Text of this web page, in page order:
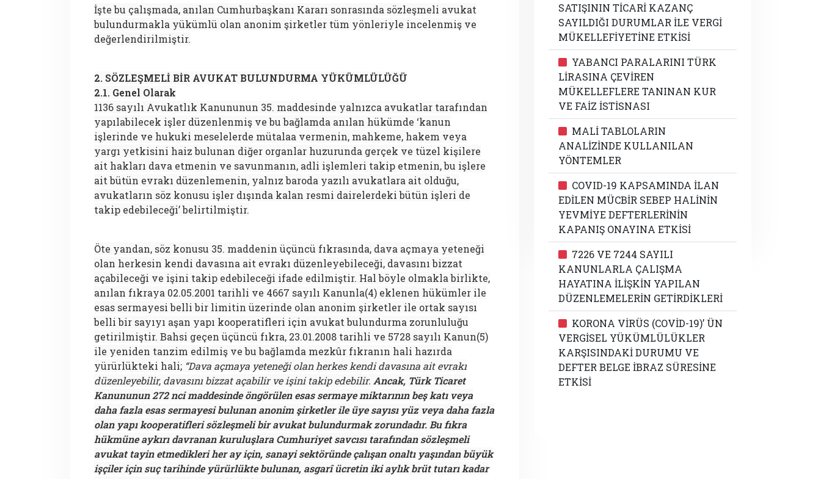
İşte bu çalışmada, anılan Cumhurbaşkanı Kararı sonrasında sözleşmeli avukat
bulundurmakla yükümlü olan anonim şirketler tüm yönleriyle incelenmiş ve
değerlendirilmiştir.
2. SÖZLEŞMELİ BİR AVUKAT BULUNDURMA YÜKÜMLÜLÜĞÜ
2.1. Genel Olarak
1136 sayılı Avukatlık Kanununun 35. maddesinde yalnızca avukatlar tarafından
yapılabilecek işler düzenlenmiş ve bu bağlamda anılan hükümde ‘kanun
işlerinde ve hukuki meselelerde mütalaa vermenin, mahkeme, hakem veya
yargı yetkisini haiz bulunan diğer organlar huzurunda gerçek ve tüzel kişilere
ait hakları dava etmenin ve savunmanın, adli işlemleri takip etmenin, bu işlere
ait bütün evrakı düzenlemenin, yalnız baroda yazılı avukatlara ait olduğu,
avukatların söz konusu işler dışında kalan resmi dairelerdeki bütün işleri de
takip edebileceği’ belirtilmiştir.
Öte yandan, söz konusu 35. maddenin üçüncü fıkrasında, dava açmaya yeteneği
olan herkesin kendi davasına ait evrakı düzenleyebileceği, davasını bizzat
açabileceği ve işini takip edebileceği ifade edilmiştir. Hal böyle olmakla birlikte,
anılan fıkraya 02.05.2001 tarihli ve 4667 sayılı Kanunla(4) eklenen hükümler ile
esas sermayesi belli bir limitin üzerinde olan anonim şirketler ile ortak sayısı
belli bir sayıyı aşan yapı kooperatifleri için avukat bulundurma zorunluluğu
getirilmiştir. Bahsi geçen üçüncü fıkra, 23.01.2008 tarihli ve 5728 sayılı Kanun(5)
ile yeniden tanzim edilmiş ve bu bağlamda mezkûr fıkranın hali hazırda
yürürlükteki hali; “Dava açmaya yeteneği olan herkes kendi davasına ait evrakı
düzenleyebilir, davasını bizzat açabilir ve işini takip edebilir. Ancak, Türk Ticaret
Kanununun 272 nci maddesinde öngörülen esas sermaye miktarının beş katı veya
daha fazla esas sermayesi bulunan anonim şirketler ile üye sayısı yüz veya daha fazla
olan yapı kooperatifleri sözleşmeli bir avukat bulundurmak zorundadır. Bu fıkra
hükmüne aykırı davranan kuruluşlara Cumhuriyet savcısı tarafından sözleşmeli
avukat tayin etmedikleri her ay için, sanayi sektöründe çalışan onaltı yaşından büyük
işçiler için suç tarihinde yürürlükte bulunan, asgarî ücretin iki aylık brüt tutarı kadar
SATIŞININ TİCARİ KAZANÇ
SAYILDIĞI DURUMLAR İLE VERGİ
MÜKELLEFİYETİNE ETKİSİ
YABANCI PARALARINI TÜRK
LİRASINA ÇEVİREN
MÜKELLEFLERE TANINAN KUR
VE FAİZ İSTİSNASI
MALİ TABLOLARIN
ANALİZİNDE KULLANILAN
YÖNTEMLER
COVID-19 KAPSAMINDA İLAN
EDİLEN MÜCBİR SEBEP HALİNİN
YEVMİYE DEFTERLERİNİN
KAPANIŞ ONAYINA ETKİSİ
7226 VE 7244 SAYILI
KANUNLARLA ÇALIŞMA
HAYATINA İLİŞKİN YAPILAN
DÜZENLEMELERİN GETİRDİKLERİ
KORONA VİRÜS (COVİD-19)’ ÜN
VERGİSEL YÜKÜMLÜLÜKLER
KARŞISINDAKİ DURUMU VE
DEFTER BELGE İBRAZ SÜRESİNE
ETKİSİ